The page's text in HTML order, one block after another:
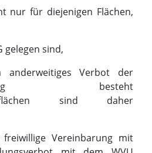
nur für diejenigen Flächen,
gelegen sind,
Verbot der
besteht
sind daher
Vereinbarung mit